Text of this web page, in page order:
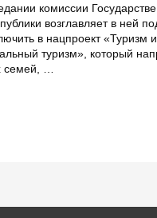
комиссии
возглавляет в ней
в нацпроект «Туризм
туризм», который
семей, …